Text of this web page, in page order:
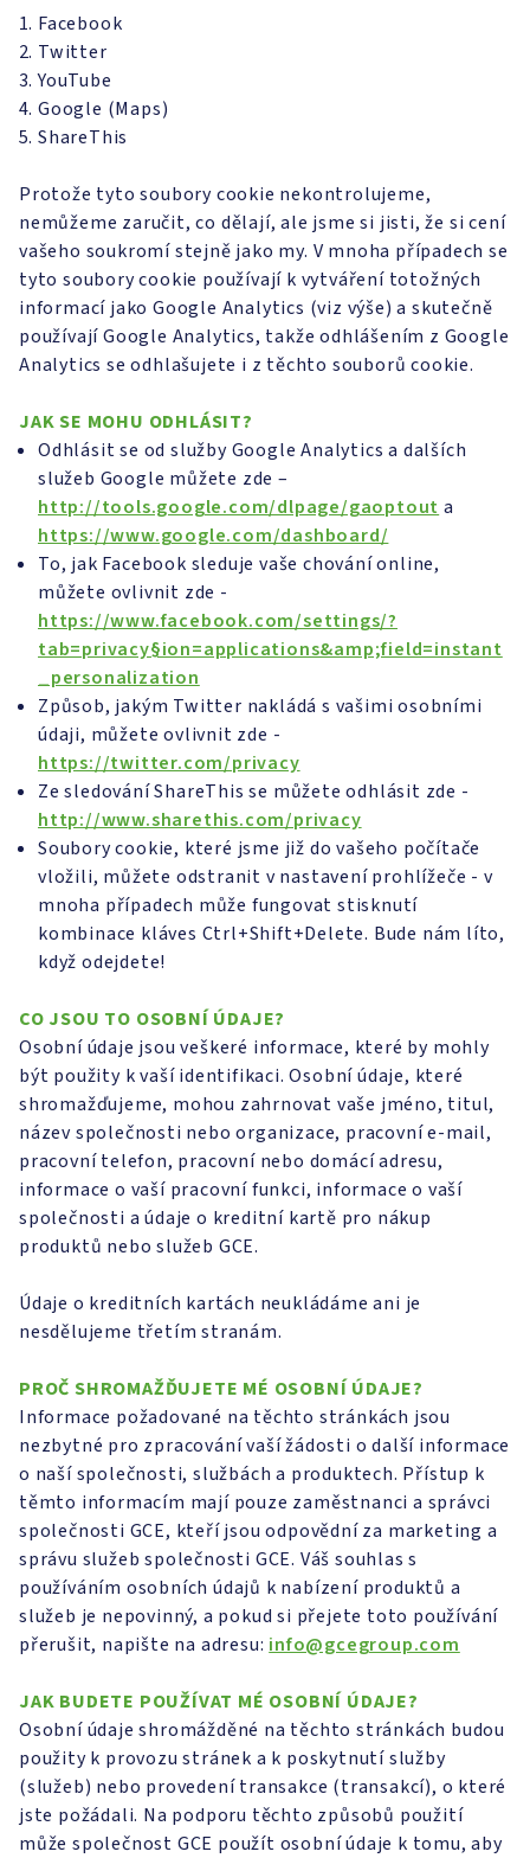
Facebook
Twitter
YouTube
Google (Maps)
ShareThis
Protože tyto soubory cookie nekontrolujeme,
nemůžeme zaručit, co dělají, ale jsme si jisti, že si cení
vašeho soukromí stejně jako my. V mnoha případech se
tyto soubory cookie používají k vytváření totožných
informací jako Google Analytics (viz výše) a skutečně
používají Google Analytics, takže odhlášením z Google
Analytics se odhlašujete i z těchto souborů cookie.
JAK SE MOHU ODHLÁSIT?
Odhlásit se od služby Google Analytics a dalších
služeb Google můžete zde –
http://tools.google.com/dlpage/gaoptout a
https://www.google.com/dashboard/
To, jak Facebook sleduje vaše chování online,
můžete ovlivnit zde -
https://www.facebook.com/settings/?
tab=privacy§ion=applications&amp;field=instant
_personalization
Způsob, jakým Twitter nakládá s vašimi osobními
údaji, můžete ovlivnit zde -
https://twitter.com/privacy
Ze sledování ShareThis se můžete odhlásit zde -
http://www.sharethis.com/privacy
Soubory cookie, které jsme již do vašeho počítače
vložili, můžete odstranit v nastavení prohlížeče - v
mnoha případech může fungovat stisknutí
kombinace kláves Ctrl+Shift+Delete. Bude nám líto,
když odejdete!
CO JSOU TO OSOBNÍ ÚDAJE?
Osobní údaje jsou veškeré informace, které by mohly
být použity k vaší identifikaci. Osobní údaje, které
shromažďujeme, mohou zahrnovat vaše jméno, titul,
název společnosti nebo organizace, pracovní e-mail,
pracovní telefon, pracovní nebo domácí adresu,
informace o vaší pracovní funkci, informace o vaší
společnosti a údaje o kreditní kartě pro nákup
produktů nebo služeb GCE.
Údaje o kreditních kartách neukládáme ani je
nesdělujeme třetím stranám.
PROČ SHROMAŽĎUJETE MÉ OSOBNÍ ÚDAJE?
Informace požadované na těchto stránkách jsou
nezbytné pro zpracování vaší žádosti o další informace
o naší společnosti, službách a produktech. Přístup k
těmto informacím mají pouze zaměstnanci a správci
společnosti GCE, kteří jsou odpovědní za marketing a
správu služeb společnosti GCE. Váš souhlas s
používáním osobních údajů k nabízení produktů a
služeb je nepovinný, a pokud si přejete toto používání
přerušit, napište na adresu: info@gcegroup.com
JAK BUDETE POUŽÍVAT MÉ OSOBNÍ ÚDAJE?
Osobní údaje shromážděné na těchto stránkách budou
použity k provozu stránek a k poskytnutí služby
(služeb) nebo provedení transakce (transakcí), o které
jste požádali. Na podporu těchto způsobů použití
může společnost GCE použít osobní údaje k tomu, aby